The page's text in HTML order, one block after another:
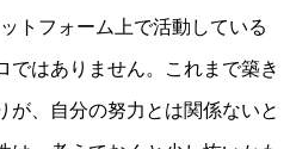
トフォーム上で活動している
ではありません。これまで築き
が、自分の努力とは関係ないと